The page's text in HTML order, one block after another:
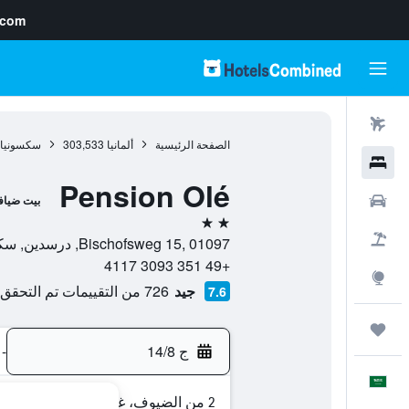
الصفحة الرئيسية ألمانيا 303,533 سكسونيا
Pension Olé بيت
2 نجمتين
Bischofsweg 15, 01097, درسدين, سكسونيا, ألمانيا
+49 351 3093 4117
7.6 جيد 726 من التقييمات تم التحقق منها
ج 14/8 -
2 من الضيوف، غرفة واحدة